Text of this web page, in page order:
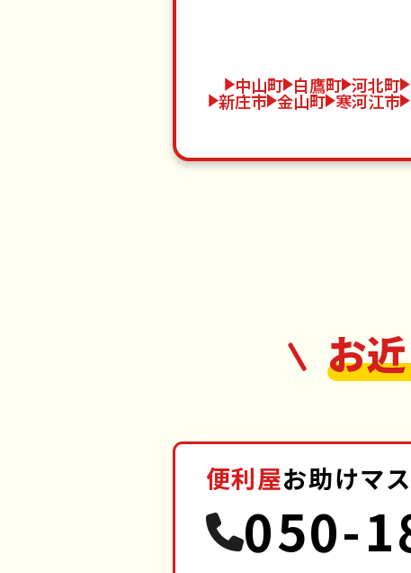
中山町 白鷹町 河北町
新庄市 金山町 寒河江市
お
便利屋お助けマ
050-